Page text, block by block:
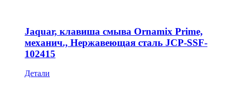
Jaquar, клавиша смыва Ornamix Prime,
механич., Нержавеющая сталь JCP-SSF-
102415
Детали